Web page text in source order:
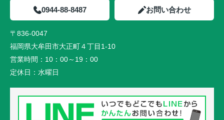
0944-88-8487 お問い合わせ
〒836-0047
福岡県大牟田市大正町４丁目1-10
営業時間： 10：00～19：00
定休日： 水曜日